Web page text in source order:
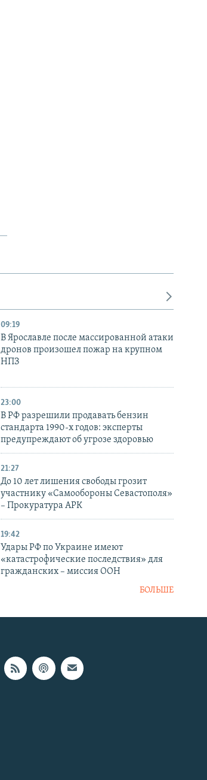
09:19
В Ярославле после массированной атаки
дронов произошел пожар на крупном
НПЗ
23:00
В РФ разрешили продавать бензин
стандарта 1990-х годов: эксперты
предупреждают об угрозе здоровью
21:27
До 10 лет лишения свободы грозит
участнику «Самообороны Севастополя»
– Прокуратура АРК
19:42
Удары РФ по Украине имеют
«катастрофические последствия» для
гражданских – миссия ООН
БОЛЬШЕ